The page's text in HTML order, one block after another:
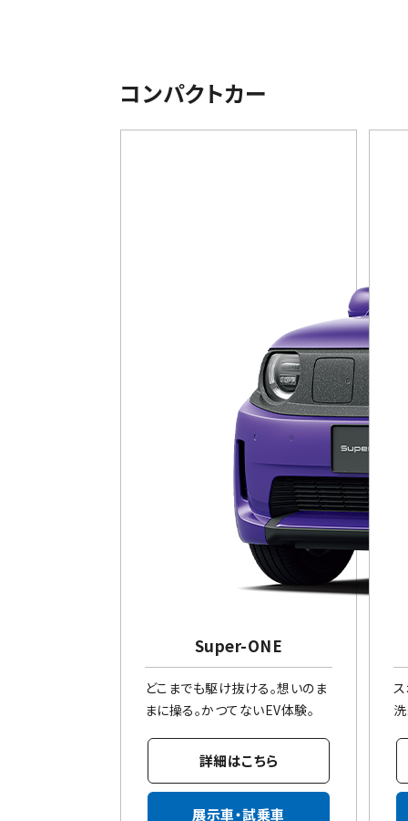
コンパクトカー
Super-ONE
どこまでも駆け抜ける。想いのま
まに操る。かつてないEV体験。
詳細はこちら
展示車・試乗車